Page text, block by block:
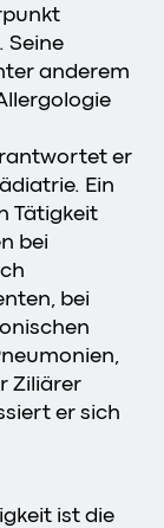
Seine
anderem
er
Ein
Tätigkeit
bei
bei
Ziliärer
er sich
ist die